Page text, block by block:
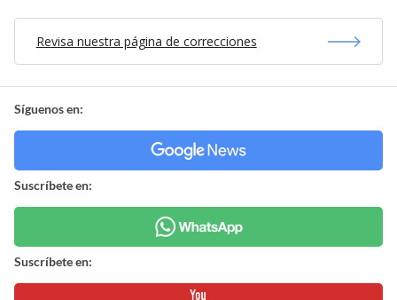
Revisa nuestra página de correcciones
Síguenos en:
Suscríbete en:
Suscríbete en: